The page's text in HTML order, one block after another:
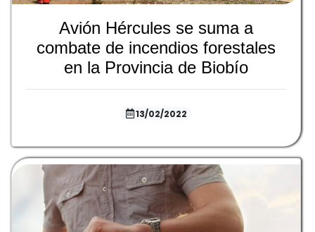
Avión Hércules se suma a
combate de incendios forestales
en la Provincia de Biobío
13/02/2022